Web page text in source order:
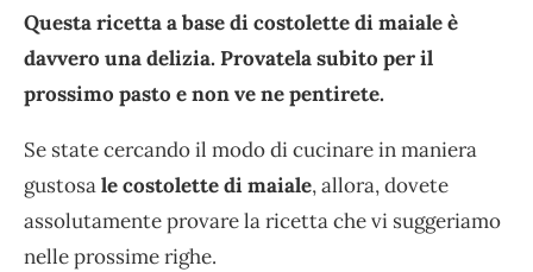
Questa ricetta a base di costolette di maiale è
davvero una delizia. Provatela subito per il
prossimo pasto e non ve ne pentirete.
Se state cercando il modo di cucinare in maniera
gustosale costolette di maiale, allora, dovete
assolutamente provare la ricetta che vi suggeriamo
nelle prossime righe.